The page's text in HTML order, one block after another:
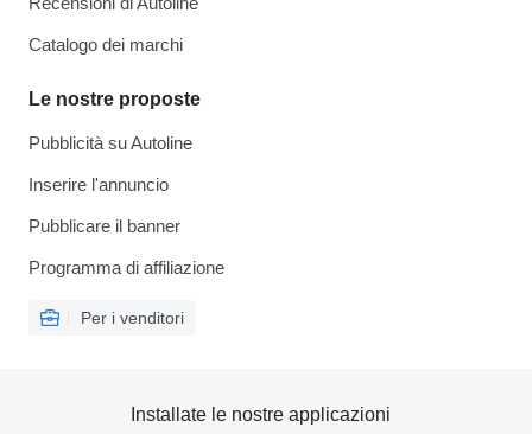
Catalogo dei marchi
Le nostre proposte
Pubblicità su Autoline
Inserire l'annuncio
Pubblicare il banner
Programma di affiliazione
Per i venditori
Installate le nostre applicazioni